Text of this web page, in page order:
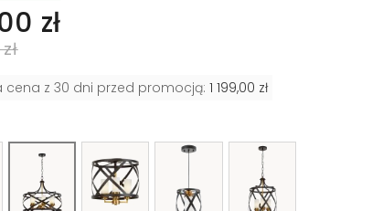
zł
cena z 30 dni przed promocją: 1 199,00 zł